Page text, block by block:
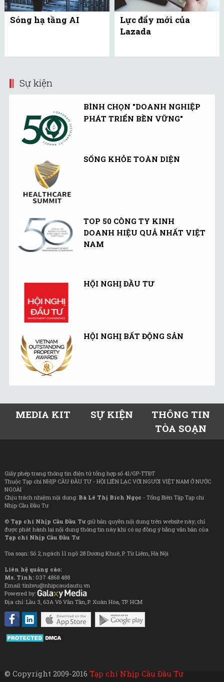
Sóng hạ tầng AI
Lực đẩy mới của
Lazada
Sự kiện
BÌNH CHỌN "DOANH NGHIỆP
PHÁT TRIỂN BỀN VỮNG"
SỐNG KHỎE TOÀN DIỆN
TOP 50 CÔNG TY KINH
DOANH HIỆU QUẢ NHẤT VIỆT
NAM
HỘI NGHỊ ĐẦU TƯ
HỘI NGHỊ BẤT ĐỘNG SẢN
MEDIA KIT SỰ KIỆN
THÔNG TIN
TÒA SOẠN
Giấy phép trang thông tin điện tử tổng hợp số 41/GP-TTĐT
Thuộc Tạp chí NHỊP CẦU ĐẦU TƯ - HỘI LIÊN LẠC VỚI NGƯỜI VIỆT NAM Ở NƯỚC
NGOÀI
Chịu trách nhiệm nội dung: Bà Lê Thị Bích Ngọc - Tổng Biên Tập Tạp chí
Nhịp Cầu Đầu Tư
© Tạp chí Nhịp Cầu Đầu Tưgiữ bản quyền nội dung trên website này; chỉ
được phát hành lại nội dung thông tin này khi có sự đồng ý bằng văn bản của
Tạp chí Nhịp Cầu Đầu Tư
Tòa soạn: Số 2, ngách 11 ngõ 28 Dương Khuê, P. Từ Liêm, Hà Nội
Liên hệ quảng cáo:
Ms. Tình: 037 4868 488
Email: tinhvu@nhipcaudautu.vn
Powered by:
Địa chỉ: Lầu 3, 63A Võ Văn Tần, P. Xuân Hòa, TP. HCM
© Copyright 2009-2016 Tạp chí Nhịp Cầu Đầu Tư